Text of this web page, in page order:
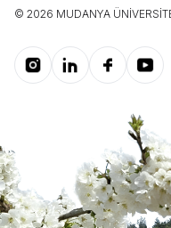
© 2026 MUDANYA